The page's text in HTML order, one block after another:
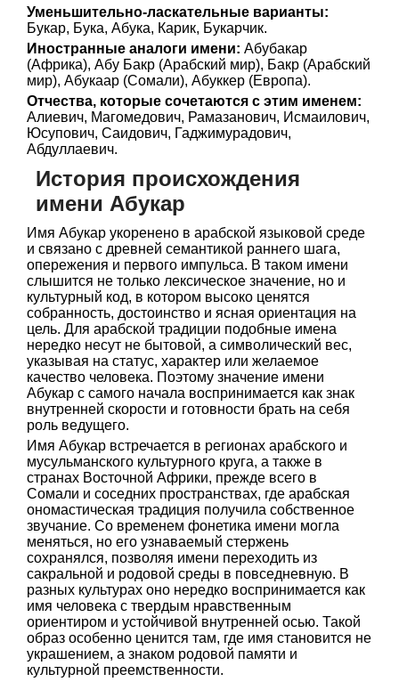
Уменьшительно-ласкательные варианты:
Букар, Бука, Абука, Карик, Букарчик.
Иностранные аналоги имени: Абубакар
(Африка), Абу Бакр (Арабский мир), Бакр (Арабский
мир), Абукаар (Сомали), Абуккер (Европа).
Отчества, которые сочетаются с этим именем:
Алиевич, Магомедович, Рамазанович, Исмаилович,
Юсупович, Саидович, Гаджимурадович,
Абдуллаевич.
История происхождения
имени Абукар
Имя Абукар укоренено в арабской языковой среде
и связано с древней семантикой раннего шага,
опережения и первого импульса. В таком имени
слышится не только лексическое значение, но и
культурный код, в котором высоко ценятся
собранность, достоинство и ясная ориентация на
цель. Для арабской традиции подобные имена
нередко несут не бытовой, а символический вес,
указывая на статус, характер или желаемое
качество человека. Поэтому значение имени
Абукар с самого начала воспринимается как знак
внутренней скорости и готовности брать на себя
роль ведущего.
Имя Абукар встречается в регионах арабского и
мусульманского культурного круга, а также в
странах Восточной Африки, прежде всего в
Сомали и соседних пространствах, где арабская
ономастическая традиция получила собственное
звучание. Со временем фонетика имени могла
меняться, но его узнаваемый стержень
сохранялся, позволяя имени переходить из
сакральной и родовой среды в повседневную. В
разных культурах оно нередко воспринимается как
имя человека с твердым нравственным
ориентиром и устойчивой внутренней осью. Такой
образ особенно ценится там, где имя становится не
украшением, а знаком родовой памяти и
культурной преемственности.